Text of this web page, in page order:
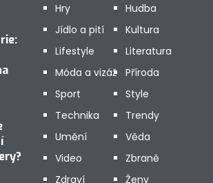
Hry
Hudba
Jídlo a pití
Kultura
Lifestyle
Literatura
Móda a vizáž
Příroda
Sport
Style
Technika
Trendy
Umění
Věda
Video
Zbraně
Zdraví
Ženy